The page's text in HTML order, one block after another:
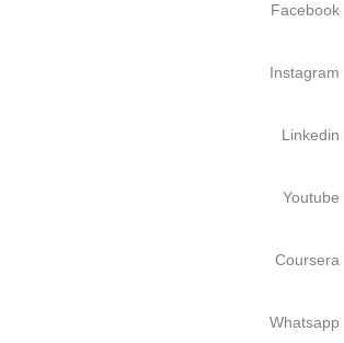
Facebook
Instagram
Linkedin
Youtube
Coursera
Whatsapp